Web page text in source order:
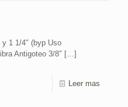
y 1 1/4″ (byp Uso
Antigoteo 3/8″ […]
Leer mas